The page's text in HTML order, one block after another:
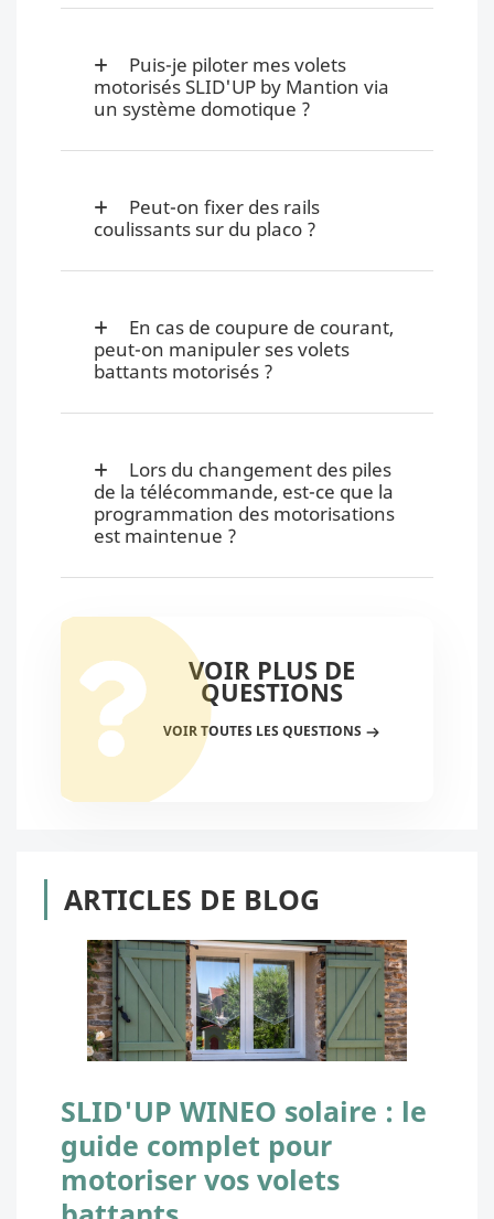
Puis-je piloter mes volets
motorisés SLID'UP by Mantion via
un système domotique ?
Peut-on fixer des rails
coulissants sur du placo ?
En cas de coupure de courant,
peut-on manipuler ses volets
battants motorisés ?
Lors du changement des piles
de la télécommande, est-ce que la
programmation des motorisations
est maintenue ?
VOIR PLUS DE
QUESTIONS
VOIR TOUTES LES QUESTIONS
ARTICLES DE BLOG
SLID'UP WINEO solaire : le
guide complet pour
motoriser vos volets